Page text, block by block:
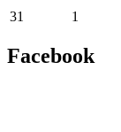
31 1
Facebook